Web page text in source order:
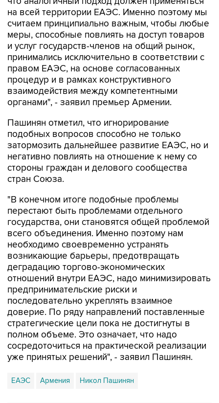
считаем принципиально важным, чтобы любые
меры, способные повлиять на доступ товаров
и услуг государств-членов на общий рынок,
принимались исключительно в соответствии с
правом ЕАЭС, на основе согласованных
процедур и в рамках конструктивного
взаимодействия между компетентными
органами", - заявил премьер Армении.
Пашинян отметил, что игнорирование
затормозить дальнейшее развитие ЕАЭС, но и
негативно повлиять на отношение к нему со
стороны граждан и делового сообщества
стран Союза.
"В конечном итоге подобные проблемы
государства, они становятся общей проблемой
всего объединения. Именно поэтому нам
необходимо своевременно устранять
возникающие барьеры, предотвращать
деградацию торгово-экономических
отношений внутри ЕАЭС, надо минимизировать
предпринимательские риски и
последовательно укреплять взаимное
доверие. По ряду направлений поставленные
стратегические цели пока не достигнуты в
полном объеме. Это означает, что надо
сосредоточиться на практической реализации
уже принятых решений", - заявил Пашинян.
ЕАЭС Армения Никол Пашинян